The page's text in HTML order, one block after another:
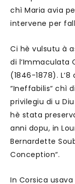
chì Maria avia
intervene per
Ci hè vulsutu à
di l‘Immaculata
(1846-1878).
“Ineffabilis“ chì
privilegiu di u
hè stata
anni dopu, in
Bernardette
Conception“.
In Corsica